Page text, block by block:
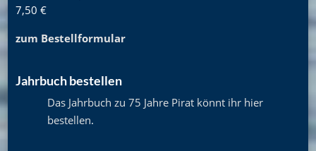
7,50 €
zum Bestellformular
Jahrbuch bestellen
Das Jahrbuch zu 75 Jahre Pirat könnt ihr hier
bestellen.